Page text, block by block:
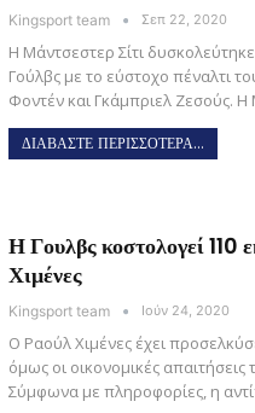
Kingsport team Σεπ 22, 2020
Η Μάντσεστερ Σίτι
Γούλβς με το εύστοχο πέναλτι
Φοντέν και Γκάμπριελ Ζεσούς. Η
ΔΙΑΒΑΣΤΕ ΠΕΡΙΣΣΟΤΕΡΑ...
Η Γουλβς κοστολογεί 110
Χιμένες
Kingsport team Ιούν 24, 2020
Ο Ραούλ Χιμένες έχει
όμως οι οικονομικές
Σύμφωνα με πληροφορίες, η